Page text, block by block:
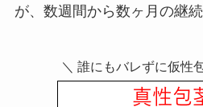
が、数週間から数ヶ月の継
＼ 誰にもバレずに仮性